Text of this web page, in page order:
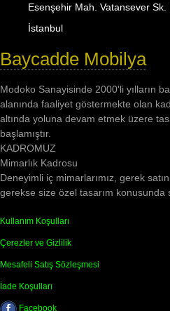
Esenşehir Mah. Vatansever
İstanbul
Baycadde Mobilya
Modoko Sanayisinde 2000'li yılların
alanında faaliyet göstermekte olan
altında yoluna devam etmek üzere
başlamıştır.
KADROMUZ
Mimarlık Kadrosu
Deneyimli iç mimarlarımız, gerek
gerekse size özel tasarım konusunda
Kullanım Koşulları
Çerezler ve Gizlilik
Mesafeli Satış Sözleşmesi
İade Koşulları
Facebook